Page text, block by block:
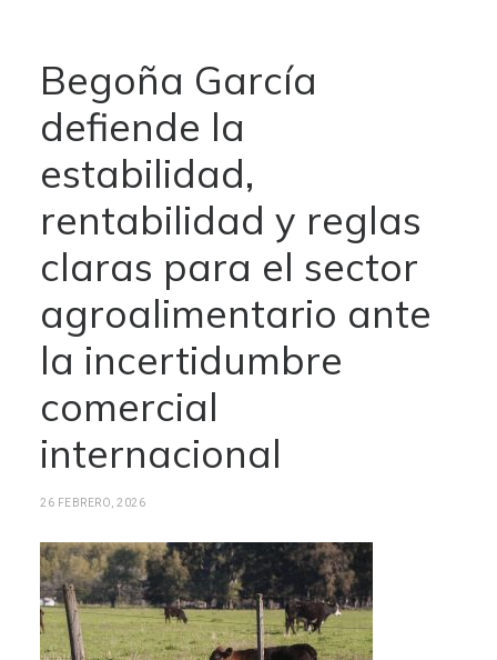
Begoña García
defiende la
estabilidad,
rentabilidad y reglas
claras para el sector
agroalimentario ante
la incertidumbre
comercial
internacional
26 FEBRERO, 2026